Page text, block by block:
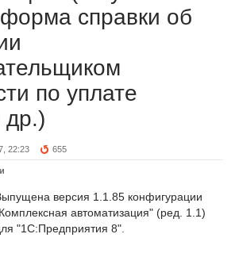
справки об
по уплате
др.)
22:23 655
версия 1.1.85 конфигурации
автоматизация" (ред. 1.1)
"1С:Предприятия 8".